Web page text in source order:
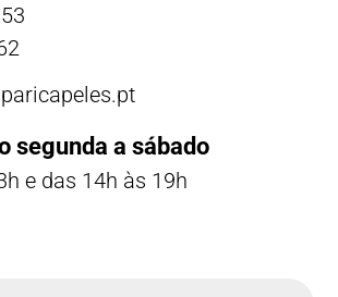
segunda a sábado
e das 14h às 19h